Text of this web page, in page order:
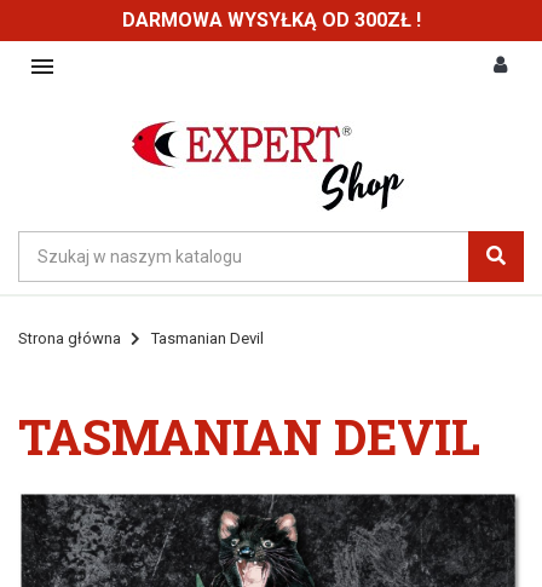
DARMOWA WYSYŁKĄ OD 300ZŁ !

Strona główna Tasmanian Devil
TASMANIAN DEVIL